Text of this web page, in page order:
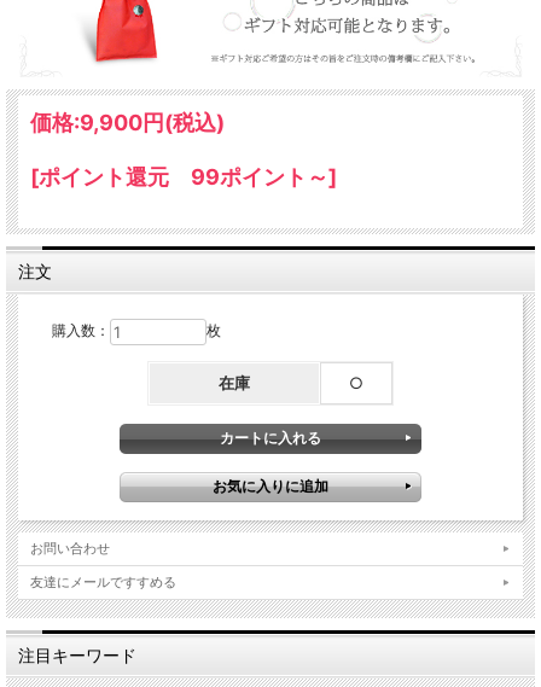
中綿 ポリエステル100％
原皮 オーストラリア産
備考
※天然のものを使用しているため、同じ商品でも
また、ブラウザで見る色合いと実際の色合いは
違う場合がございますので予めご了承くださ
に在庫切れでもすぐページ上に反映されずご注
文可能になっていることがございます。
その際にはご迷惑をおかけいたしますがご了承
ムートンのお手入れ方法について
価格:9,900円(税込)
[ポイント還元 99ポイント～]
注文
購入数： 枚
在庫 ○
お問い合わせ
友達にメールですすめる
注目キーワード